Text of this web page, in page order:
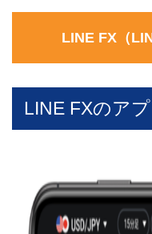
LINE FX（
LINE FXのア